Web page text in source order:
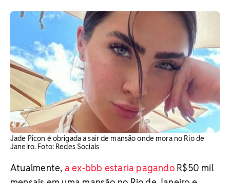
Jade Picon é obrigada a sair de mansão onde mora no Rio de
Janeiro. ​Foto: Redes Sociais
Atualmente, a ex-bbb estaria pagandoR$50 mil